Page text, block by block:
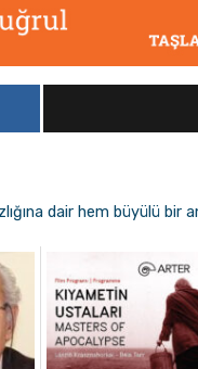
dair hem büyülü bir